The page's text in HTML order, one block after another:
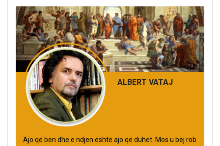
ALBERT VATAJ
Ajo që bën dhe e ndjen është ajo që duhet. Mos u bëj rob